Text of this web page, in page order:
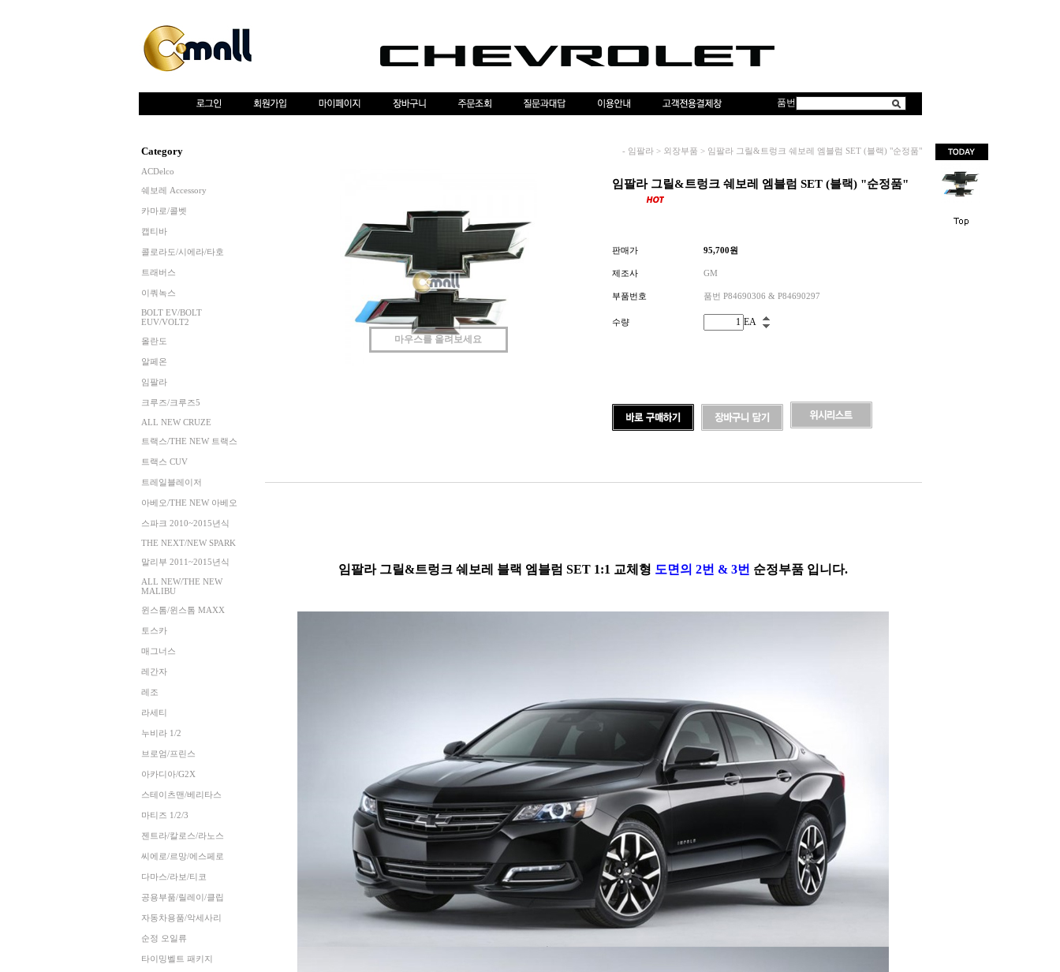
품번
Category
ACDelco
쉐보레 Accessory
카마로/콜벳
캡티바
콜로라도/시에라/타호
트래버스
이쿼녹스
BOLT EV/BOLT
EUV/VOLT2
올란도
알페온
임팔라
크루즈/크루즈5
ALL NEW CRUZE
트랙스/THE NEW 트랙스
트랙스 CUV
트레일블레이저
아베오/THE NEW 아베오
스파크 2010~2015년식
THE NEXT/NEW SPARK
말리부 2011~2015년식
ALL NEW/THE NEW
MALIBU
윈스톰/윈스톰 MAXX
토스카
매그너스
레간자
레조
라세티
누비라 1/2
브로엄/프린스
아카디아/G2X
스테이츠맨/베리타스
마티즈 1/2/3
젠트라/칼로스/라노스
씨에로/르망/에스페로
다마스/라보/티코
공용부품/릴레이/클립
자동차용품/악세사리
순정 오일류
타이밍벨트 패키지
- 임팔라 > 외장부품 > 임팔라 그릴&트렁크 쉐보레 엠블럼 SET (블랙) "순정품"
마우스를 올려보세요
임팔라 그릴&트렁크 쉐보레 엠블럼 SET (블랙) "순정품"
판매가 95,700원
제조사 GM
부품번호 품번 P84690306 & P84690297
수량 EA
임팔라 그릴&트렁크 쉐보레 블랙 엠블럼 SET 1:1 교체형 도면의 2번 & 3번 순정부품 입니다.